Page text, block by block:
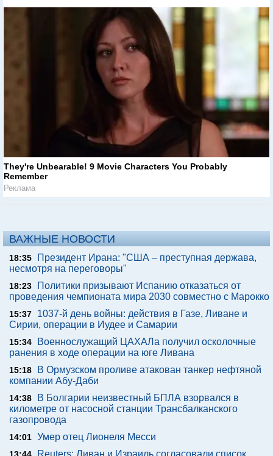
They're Unbearable! 9 Movie Characters You Probably
Remember
Реклама
ВАЖНЫЕ НОВОСТИ
18:35
Президент Ирана: "США – преступная держава,
несмотря на переговоры"
18:23
Политики призывают Испанию отказаться от
проведения чемпионата мира 2030 совместно с Марокко
15:37
1037-й день войны: действия в Газе, Ливане и
Сирии, операции в Иудее и Самарии
15:34
Военнослужащий ЦАХАЛа получил осколочные
ранения в ходе операции на юге Ливана
15:18
В Ормузском проливе атакован танкер нефтяной
компании Абу-Даби
14:38
В Болгарии неизвестный БПЛА взорвался в
километре от насосной станции Трансбалканского
газопровода
14:01 Умер отец Лионеля Месси